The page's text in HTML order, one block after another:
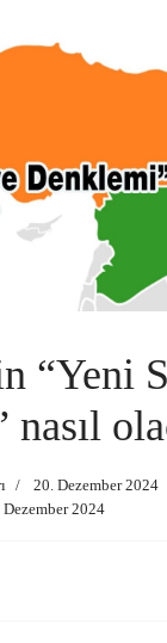
“Yeni
20. Dezember 2024
2024